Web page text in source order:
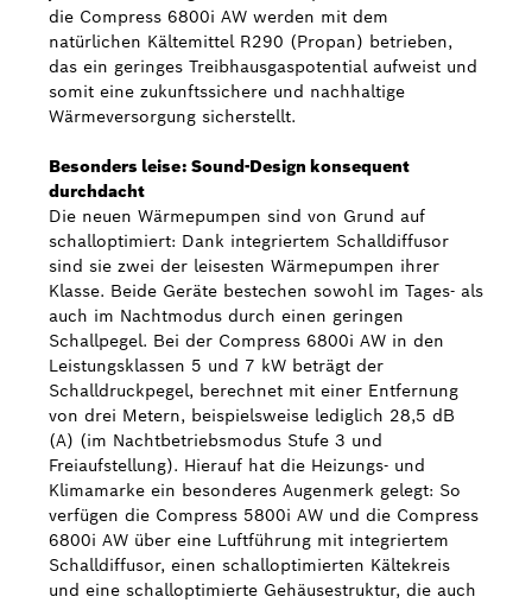
die Compress 6800i AW werden mit dem
natürlichen Kältemittel R290 (Propan) betrieben,
das ein geringes Treibhausgaspotential aufweist und
somit eine zukunftssichere und nachhaltige
Wärmeversorgung sicherstellt.
Besonders leise: Sound-Design konsequent
durchdacht
Die neuen Wärmepumpen sind von Grund auf
schalloptimiert: Dank integriertem Schalldiffusor
sind sie zwei der leisesten Wärmepumpen ihrer
Klasse. Beide Geräte bestechen sowohl im Tages- als
auch im Nachtmodus durch einen geringen
Schallpegel. Bei der Compress 6800i AW in den
Leistungsklassen 5 und 7 kW beträgt der
Schalldruckpegel, berechnet mit einer Entfernung
von drei Metern, beispielsweise lediglich 28,5 dB
(A) (im Nachtbetriebsmodus Stufe 3 und
Freiaufstellung). Hierauf hat die Heizungs- und
Klimamarke ein besonderes Augenmerk gelegt: So
verfügen die Compress 5800i AW und die Compress
6800i AW über eine Luftführung mit integriertem
Schalldiffusor, einen schalloptimierten Kältekreis
und eine schalloptimierte Gehäusestruktur, die auch